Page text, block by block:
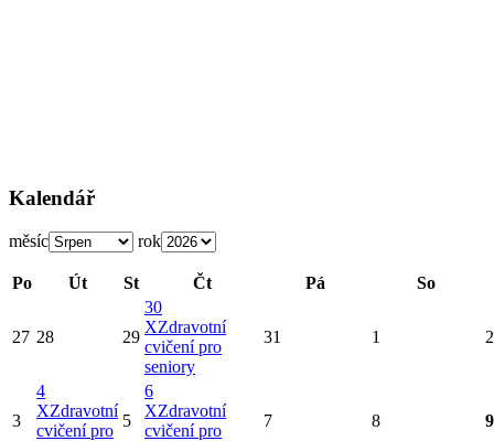
Kalendář
měsíc rok
Po Út St Čt Pá So
27 28 29
30
XZdravotní
cvičení pro
seniory
31 1 2
3
4
XZdravotní
cvičení pro
5
6
XZdravotní
cvičení pro
7 8 9